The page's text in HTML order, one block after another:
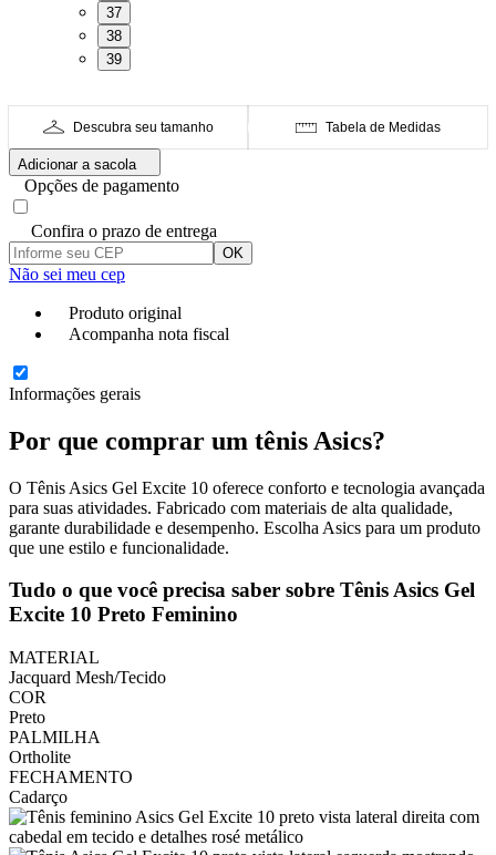
37
38
39
Descubra seu tamanho Tabela de Medidas
Adicionar a sacola
Opções de pagamento
Confira o prazo de entrega
OK
Não sei meu cep
Produto original
Acompanha nota fiscal
Informações gerais
Por que comprar um tênis Asics?
O Tênis Asics Gel Excite 10 oferece conforto e tecnologia avançada
para suas atividades. Fabricado com materiais de alta qualidade,
garante durabilidade e desempenho. Escolha Asics para um produto
que une estilo e funcionalidade.
Tudo o que você precisa saber sobre Tênis Asics Gel
Excite 10 Preto Feminino
MATERIAL
Jacquard Mesh/Tecido
COR
Preto
PALMILHA
Ortholite
FECHAMENTO
Cadarço